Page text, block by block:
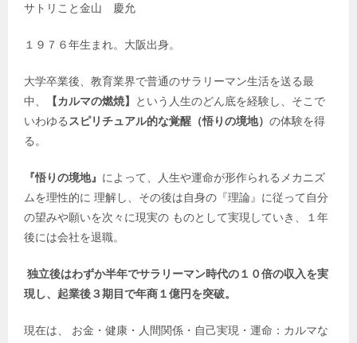
サトリこと金山 慶允
１９７６年生まれ。大阪出身。
大学卒業後、教育業界で普通のサラリーマン生活を送る最
中、
【カルマの燃焼】
という人生のどん底を経験し、そこで
いわゆるスピリチュアル的な覚醒（悟りの境地） の体験を得
る。
『悟りの境地』 によって、人生や運命が形作られるメカニズ
ムを理性的に 理解し、その後は自身の『理論』に従って自分
の望みや願いを次々に現実の ものとして実現していき、１年
後には会社を退職。
独立後はわずか半年でサラリーマン時代の１０倍の収入を実
現し、起業後３期目で年商１億円を突破。
現在は、 お金・健康・人間関係・自己実現・運命：カルマな